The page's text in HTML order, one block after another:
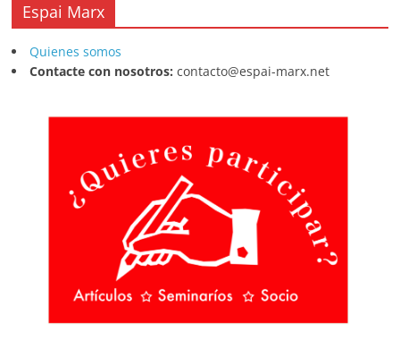
Espai Marx
Quienes somos
Contacte con nosotros: contacto@espai-marx.net